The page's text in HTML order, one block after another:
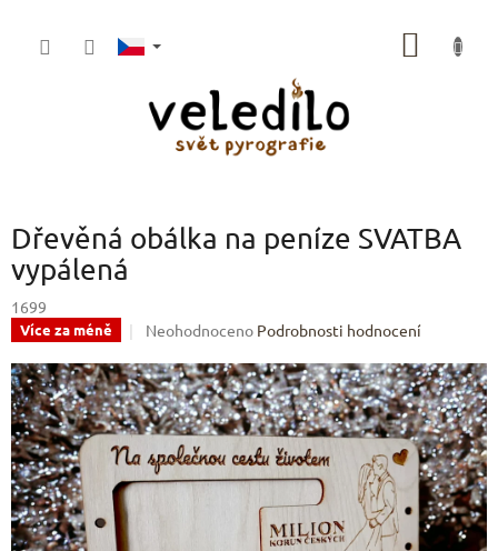
Dřevěná obálka na peníze SVATBA
vypálená
1699
Více za méně
Průměrné
produktu
je
0,0
z
5
hvězdiček.
Neohodnoceno Podrobnosti hodnocení